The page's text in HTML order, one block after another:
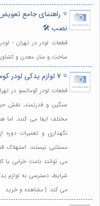
⭐️ راهنمای جامع
نصب 🛠️
قطعات لودر در تهران -
ساخت و ساز، معدن و
⭐️ 7 لوازم یدکی لودر کوماتسو که باید بشناسید 🚜
قطعات لودر کوماتسو در
سنگین و قدرتمند، نقش
مختلف ایفا می کنند. اما
نگهداری و تعمیرات دوره
مستثنی نیستند.
می توانند باعث خرابی یا
شرایط، دسترسی به لوازم
می کند. | مشاهده و خرید